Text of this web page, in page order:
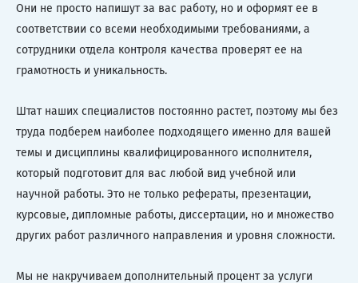
Они не просто напишут за вас работу, но и оформят ее в
соответствии со всеми необходимыми требованиями, а
сотрудники отдела контроля качества проверят ее на
грамотность и уникальность.
Штат наших специалистов постоянно растет, поэтому мы без
труда подберем наиболее подходящего именно для вашей
темы и дисциплины квалифицированного исполнителя,
который подготовит для вас любой вид учебной или
научной работы. Это не только рефераты, презентации,
курсовые, дипломные работы, диссертации, но и множество
других работ различного направления и уровня сложности.
Мы не накручиваем дополнительный процент за услуги